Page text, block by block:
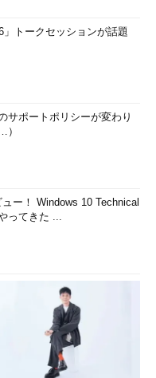
」トークセッションが話題
サポートポリシーが変わり
）
ー！ Windows 10 Technical
ってきた ...